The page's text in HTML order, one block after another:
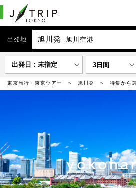
出発地 旭川発 旭川空港
出発日：未指定 3日間
東京旅行・東京ツアー 旭川発 特集から